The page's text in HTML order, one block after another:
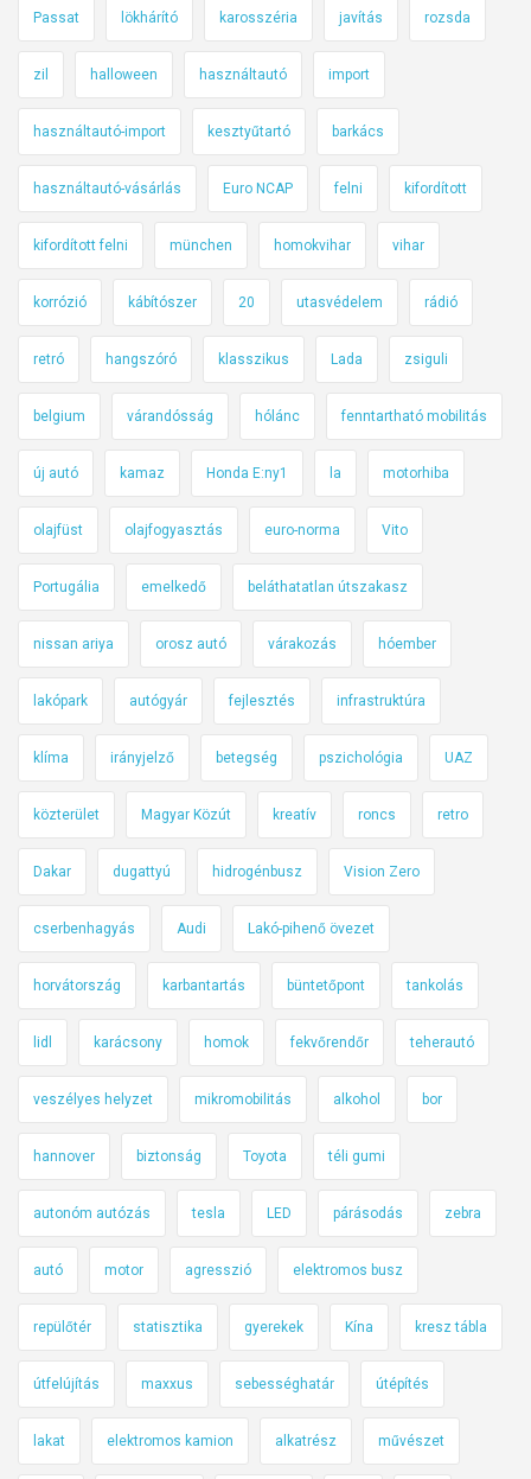
Passat lökhárító karosszéria javítás rozsda
zil halloween használtautó import
használtautó-import kesztyűtartó barkács
használtautó-vásárlás Euro NCAP felni kifordított
kifordított felni münchen homokvihar vihar
korrózió kábítószer 20 utasvédelem rádió
retró hangszóró klasszikus Lada zsiguli
belgium várandósság hólánc fenntartható mobilitás
új autó kamaz Honda E:ny1 la motorhiba
olajfüst olajfogyasztás euro-norma Vito
Portugália emelkedő beláthatatlan útszakasz
nissan ariya orosz autó várakozás hóember
lakópark autógyár fejlesztés infrastruktúra
klíma irányjelző betegség pszichológia UAZ
közterület Magyar Közút kreatív roncs retro
Dakar dugattyú hidrogénbusz Vision Zero
cserbenhagyás Audi Lakó-pihenő övezet
horvátország karbantartás büntetőpont tankolás
lidl karácsony homok fekvőrendőr teherautó
veszélyes helyzet mikromobilitás alkohol bor
hannover biztonság Toyota téli gumi
autonóm autózás tesla LED párásodás zebra
autó motor agresszió elektromos busz
repülőtér statisztika gyerekek Kína kresz tábla
útfelújítás maxxus sebességhatár útépítés
lakat elektromos kamion alkatrész művészet